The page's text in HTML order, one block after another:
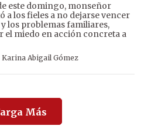
este domingo, monseñor
a los fieles a no dejarse vencer
los problemas familiares,
miedo en acción concreta a
Karina Abigail Gómez
Más